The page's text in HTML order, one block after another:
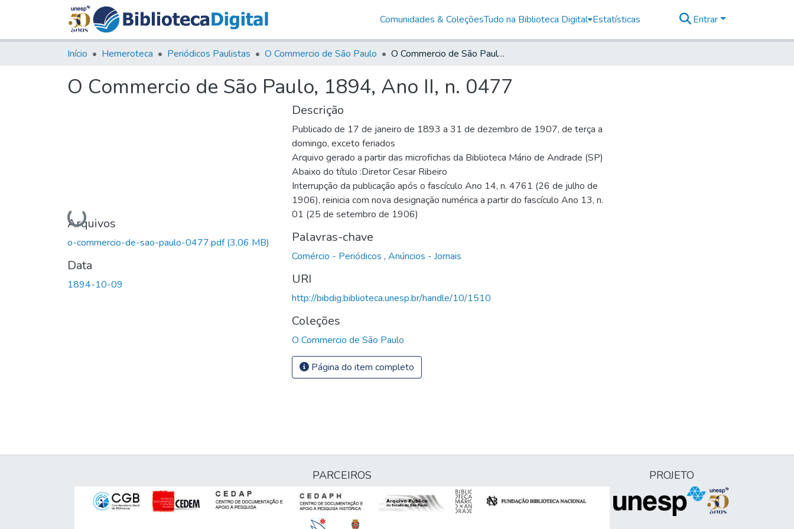
Comunidades & ColeçõesTudo na Biblioteca Digital Estatísticas Entrar
Início Hemeroteca Periódicos Paulistas O Commercio de São Paulo O Commercio de São Paulo, 1894, Ano II, n. 0477
O Commercio de São Paulo, 1894, Ano II, n. 0477
Carregando...
Arquivos
o-commercio-de-sao-paulo-0477.pdf(3,06 MB)
Data
1894-10-09
Descrição
Publicado de 17 de janeiro de 1893 a 31 de dezembro de 1907, de terça a
domingo, exceto feriados
Arquivo gerado a partir das microfichas da Biblioteca Mário de Andrade (SP)
Abaixo do título :Diretor Cesar Ribeiro
Interrupção da publicação após o fascículo Ano 14, n. 4761 (26 de julho de
1906), reinicia com nova designação numérica a partir do fascículo Ano 13, n.
01 (25 de setembro de 1906)
Palavras-chave
Comércio - Periódicos , Anúncios - Jornais
URI
http://bibdig.biblioteca.unesp.br/handle/10/1510
Coleções
O Commercio de São Paulo
Página do item completo
PARCEIROS PROJETO